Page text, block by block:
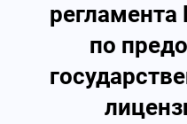
регламента
по